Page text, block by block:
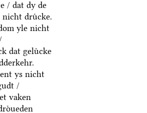
/ dat dy de
druͤcke.
yle nicht
dat geluͤcke
ys nicht
/
vaken